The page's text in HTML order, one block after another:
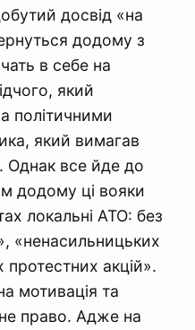
досвід «на
додому з
в себе на
який
політичними
який вимагав
Однак все йде до
додому ці вояки
локальні АТО: без
«ненасильницьких
акцій».
мотивація та
право. Адже на